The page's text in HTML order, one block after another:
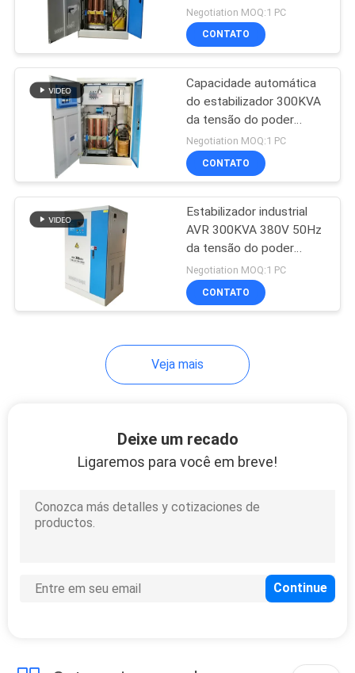
Regulador de
tensão automática
Transformador
trifásico
transformador da
transformador do
regulador da tensão AC
De 3 fases
Negotiation MOQ:1 PC
CONTATO
Capacidade automática
do estabilizador 300KVA
da tensão do poder
superior para grandes
fábricas
Negotiation MOQ:1 PC
CONTATO
Estabilizador industrial
AVR 300KVA 380V 50Hz
da tensão do poder
superior com material de
cobre
Negotiation MOQ:1 PC
CONTATO
Veja mais
Deixe um recado
Ligaremos para você em breve!